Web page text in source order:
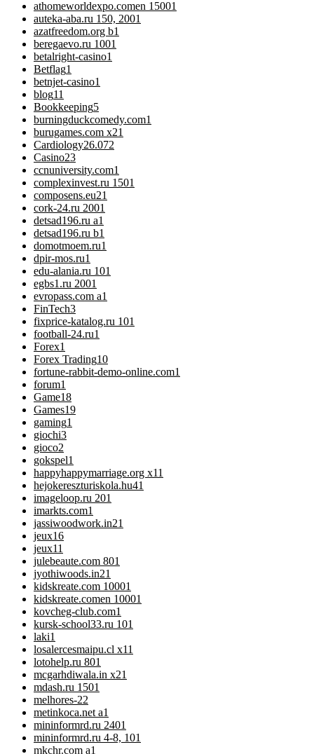
athomeworldexpo.comen 15001
auteka-aba.ru 150, 2001
azatfreedom.org b1
beregaevo.ru 1001
betalright-casino1
Betflag1
betnjet-casino1
blog11
Bookkeeping5
burningduckcomedy.com1
burugames.com x21
Cardiology26.072
Casino23
ccnuniversity.com1
complexinvest.ru 1501
composens.eu21
cork-24.ru 2001
detsad196.ru a1
detsad196.ru b1
domotmoem.ru1
dpir-mos.ru1
edu-alania.ru 101
egbs1.ru 2001
evropass.com a1
FinTech3
fixprice-katalog.ru 101
football-24.ru1
Forex1
Forex Trading10
fortune-rabbit-demo-online.com1
forum1
Game18
Games19
gaming1
giochi3
gioco2
gokspel1
happyhappymarriage.org x11
hejokereszturiskola.hu41
imageloop.ru 201
imarkts.com1
jassiwoodwork.in21
jeux16
jeux11
julebeaute.com 801
jyothiwoods.in21
kidskreate.com 10001
kidskreate.comen 10001
kovcheg-club.com1
kursk-school33.ru 101
laki1
losalercesmaipu.cl x11
lotohelp.ru 801
mcgarhdiwala.in x21
mdash.ru 1501
melhores-22
metinkoca.net a1
mininformrd.ru 2401
mininformrd.ru 4-8, 101
mkchr.com a1